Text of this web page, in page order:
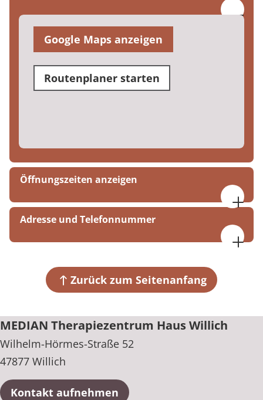
Google Maps anzeigen
Routenplaner starten
Öffnungszeiten anzeigen
durchgehend
Adresse und Telefonnummer
47877 WillichZurück zum Seitenanfang
MEDIAN Therapiezentrum Haus Willich
Wilhelm-Hörmes-Straße 52
47877 Willich
Kontakt aufnehmen